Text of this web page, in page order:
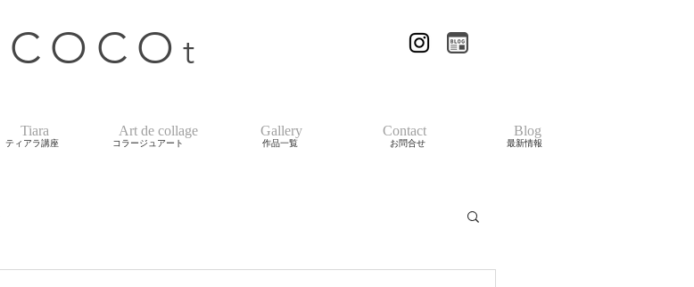
COCO t
Tiara Art de collage Gallery Contact Blog
作品一覧 お問合せ 最新情報
ティアラ講座 コラージュアート